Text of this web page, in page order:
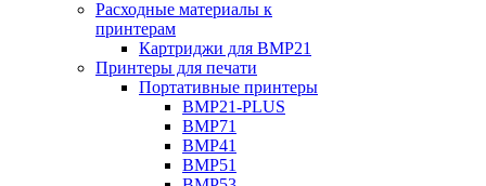
Расходные материалы к
принтерам
Картриджи для BMP21
Принтеры для печати
Портативные принтеры
BMP21-PLUS
BMP71
BMP41
BMP51